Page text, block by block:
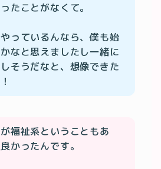
たことがなくて。
っているんなら、僕も始
なと思えましたし一緒に
そうだなと、想像できた
福祉系ということもあ
かったんです。